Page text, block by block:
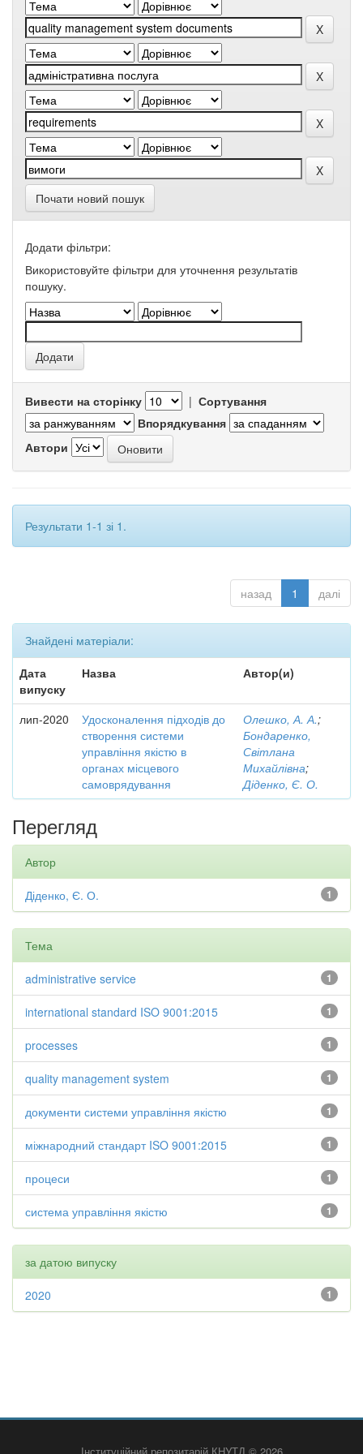
Почати новий пошук
Додати фільтри:
Використовуйте фільтри для уточнення результатів
пошуку.
Вивести на сторінку | Сортування
Впорядкування
Автори
Результати 1-1 зі 1.
назад 1 далі
Знайдені матеріали:
Дата
випуску
Назва Автор(и)
лип-2020
Удосконалення підходів до
створення системи
управління якістю в
органах місцевого
самоврядування
Олешко, А. А.;
Бондаренко,
Світлана
Михайлівна;
Діденко, Є. О.
Перегляд
Автор
1
Діденко, Є. О.
Тема
1
administrative service
1
international standard ISO 9001:2015
1
processes
1
quality management system
1
документи системи управління якістю
1
міжнародний стандарт ISO 9001:2015
1
процеси
1
система управління якістю
за датою випуску
1
2020